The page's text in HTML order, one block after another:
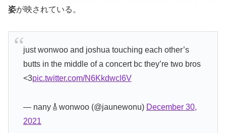
姿が映されている。
just wonwoo and joshua touching each other’s
butts in the middle of a concert bc they’re two bros
<3pic.twitter.com/N6Kkdwcl6V
— nany🎸wonwoo (@jaunewonu) December 30,
2021